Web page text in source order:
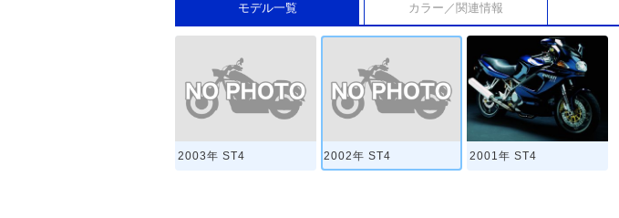
モデル一覧 カラー／関連情報
2003年 ST4 2002年 ST4 2001年 ST4